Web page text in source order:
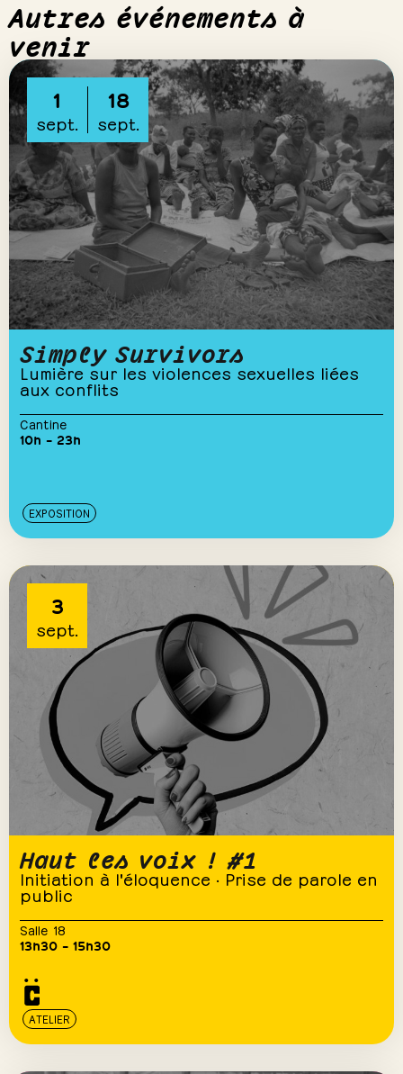
Autres événements à
venir
1
sept.
18
sept.
Simply Survivors
Lumière sur les violences sexuelles liées
aux conflits
Cantine
10h – 23h
EXPOSITION
3
sept.
Haut les voix ! #1
Initiation à l'éloquence · Prise de parole en
public
Salle 18
13h30 – 15h30
ATELIER